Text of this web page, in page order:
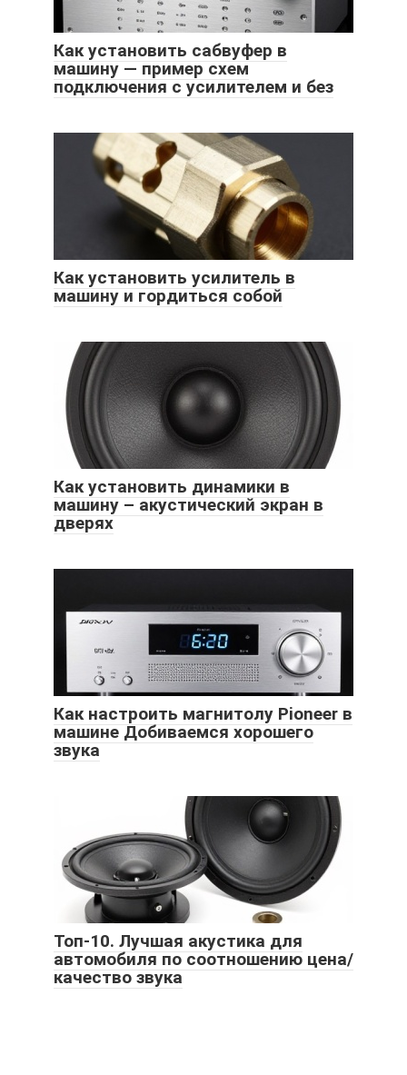
Как установить сабвуфер в
машину — пример схем
подключения с усилителем и без
Как установить усилитель в
машину и гордиться собой
Как установить динамики в
машину – акустический экран в
дверях
Как настроить магнитолу Pioneer в
машине Добиваемся хорошего
звука
Топ-10. Лучшая акустика для
автомобиля по соотношению цена/
качество звука